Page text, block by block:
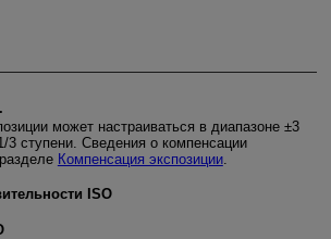
может настраиваться в диапазоне ±3
3 ступени. Сведения о компенсации
Компенсация экспозиции.
ISO